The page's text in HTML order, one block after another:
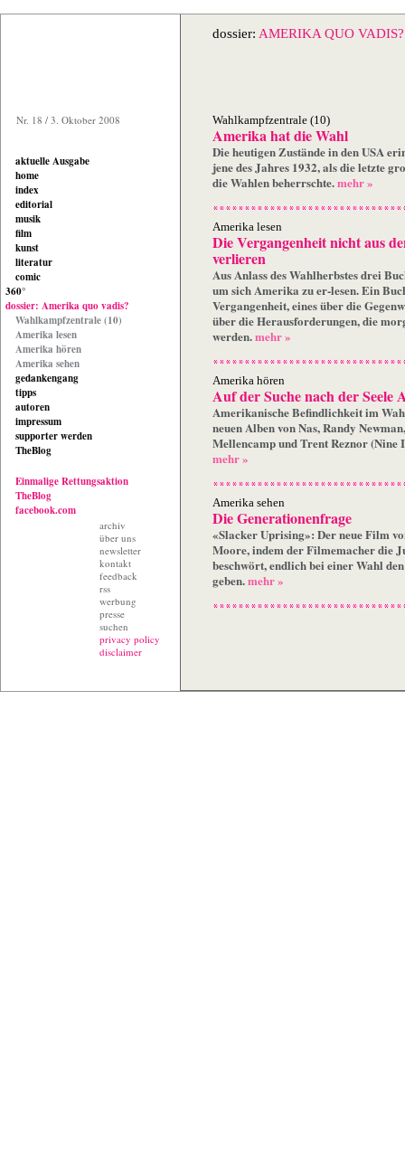
Nr. 18 / 3. Oktober 2008
aktuelle Ausgabe
home
index
editorial
musik
film
kunst
literatur
comic
360°
dossier: Amerika quo vadis?
Wahlkampfzentrale (10)
Amerika lesen
Amerika hören
Amerika sehen
gedankengang
tipps
autoren
impressum
supporter werden
TheBlog
Einmalige Rettungsaktion
TheBlog
facebook.com
archiv
über uns
newsletter
kontakt
feedback
rss
werbung
presse
suchen
privacy policy
disclaimer
dossier: AMERIKA QUO VADIS?
Wahlkampfzentrale (10)
Amerika hat die Wahl
Die heutigen Zustände in den USA
jene des Jahres 1932, als die letzte
die Wahlen beherrschte.mehr »
Amerika lesen
Die Vergangenheit nicht aus
verlieren
Aus Anlass des Wahlherbstes drei
um sich Amerika zu er-lesen. Ein
Vergangenheit, eines über die
über die Herausforderungen, die
werden.mehr »
Amerika hören
Auf der Suche nach der Seele
Amerikanische Befindlichkeit im
neuen Alben von Nas, Randy
Mellencamp und Trent Reznor (Nine
mehr »
Amerika sehen
Die Generationenfrage
«Slacker Uprising»: Der neue Film
Moore, indem der Filmemacher die
beschwört, endlich bei einer Wahl
geben.mehr »